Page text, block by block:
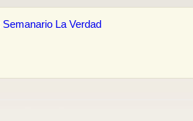
Semanario La Verdad